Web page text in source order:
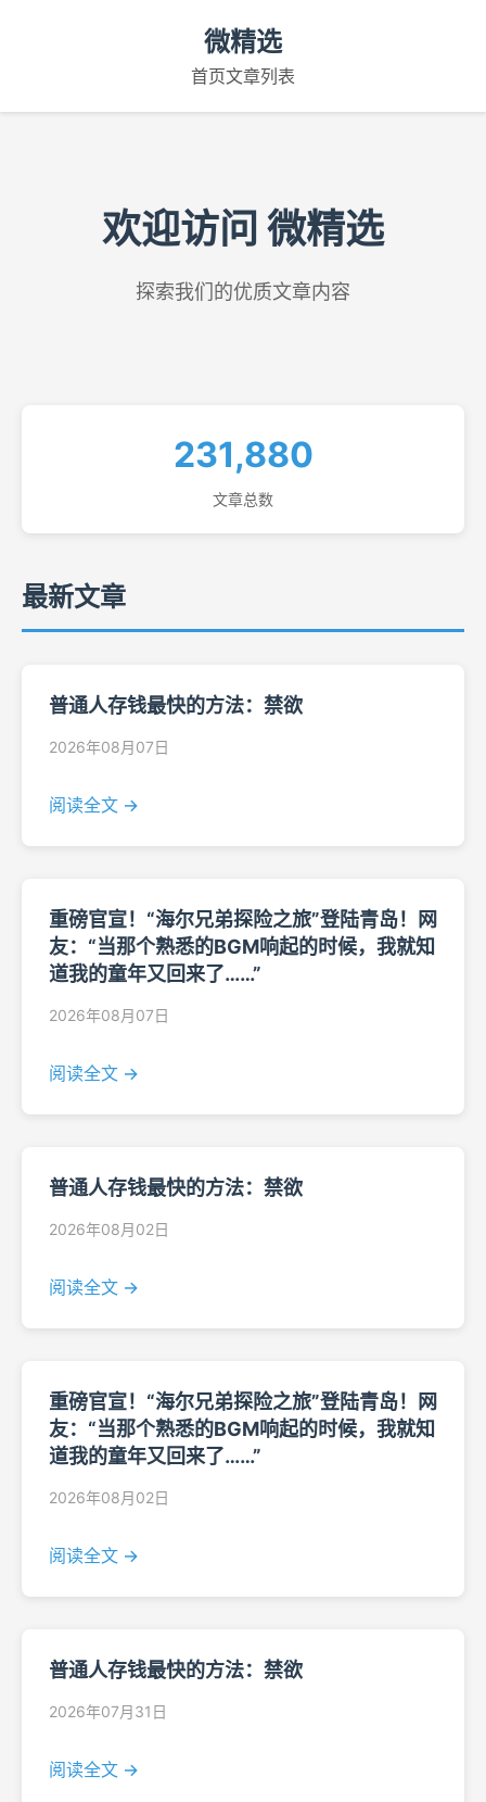
微精选
首页文章列表
欢迎访问 微精选
探索我们的优质文章内容
231,880
文章总数
最新文章
普通人存钱最快的方法：禁欲
2026年08月07日
阅读全文 →
重磅官宣！“海尔兄弟探险之旅”登陆青岛！网
友：“当那个熟悉的BGM响起的时候，我就知
道我的童年又回来了……”
2026年08月07日
阅读全文 →
普通人存钱最快的方法：禁欲
2026年08月02日
阅读全文 →
重磅官宣！“海尔兄弟探险之旅”登陆青岛！网
友：“当那个熟悉的BGM响起的时候，我就知
道我的童年又回来了……”
2026年08月02日
阅读全文 →
普通人存钱最快的方法：禁欲
2026年07月31日
阅读全文 →